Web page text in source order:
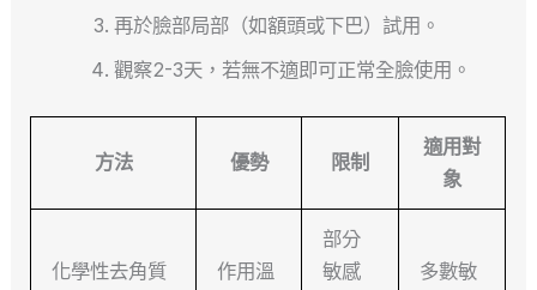
再於臉部局部（如額頭或下巴）試用。
觀察2-3天，若無不適即可正常全臉使用。
方法 優勢 限制
適用對
象
化學性去角質
作用溫
部分
敏感
多數敏